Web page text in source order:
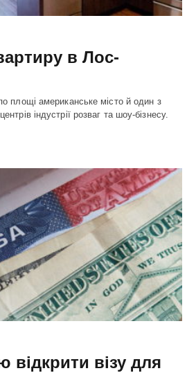
в Лос-
площі американське місто й один з
індустрії розваг та шоу-бізнесу.
відкрити візу для